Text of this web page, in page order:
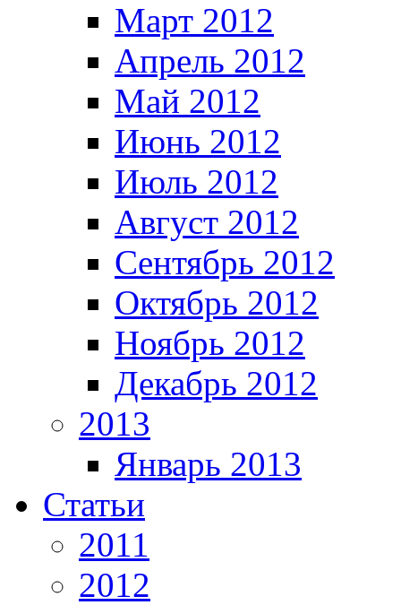
Март 2012
Апрель 2012
Май 2012
Июнь 2012
Июль 2012
Август 2012
Сентябрь 2012
Октябрь 2012
Ноябрь 2012
Декабрь 2012
2013
Январь 2013
Статьи
2011
2012